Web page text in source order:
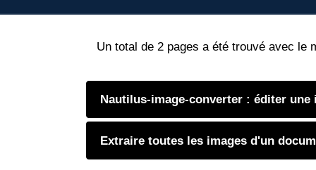
Un total de 2 pages a été trouvé avec le
Nautilus-image-converter : éditer
Extraire toutes les images d'un